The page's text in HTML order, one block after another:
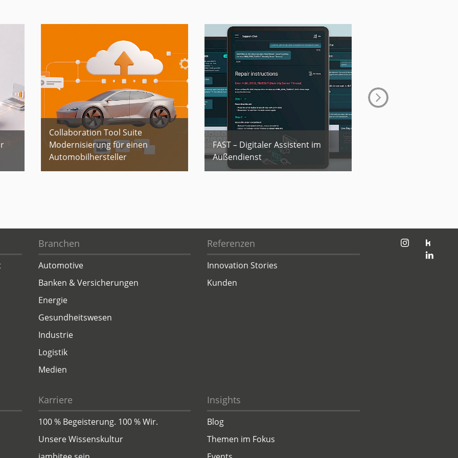
Collaboration Tool Suite
Modernisierung für einen
Automobilhersteller
FAST – Digitaler Assistent im
Außendienst
Branchen
Automotive
Banken & Versicherungen
Energie
Gesundheitswesen
Industrie
Logistik
Medien
Referenzen
Innovation Stories
Kunden
Karriere
100 % Begeisterung. 100 % Wir.
Unsere Wissenskultur
Insights
Blog
Themen im Fokus
jambit auf instagramjambit auf kununu
jambit auf linkedin